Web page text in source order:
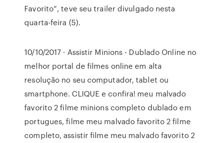
Favorito”, teve seu trailer divulgado nesta
quarta-feira (5).
10/10/2017 · Assistir Minions - Dublado Online no
melhor portal de filmes online em alta
resolução no seu computador, tablet ou
smartphone. CLIQUE e confira! meu malvado
favorito 2 filme minions completo dublado em
portugues, filme meu malvado favorito 2 filme
completo, assistir filme meu malvado favorito 2